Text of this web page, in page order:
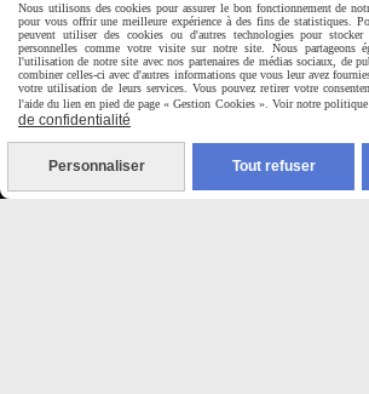
Horaire d'ouverture:
Du Mardi au Samedi de
Nous utilisons des cookies pour assurer le bon fonctionnement de
pour vous offrir une meilleure expérience à des fins de statistiques.
peuvent utiliser des cookies ou d'autres technologies pour
personnelles comme votre visite sur notre site. Nous partageons
l'utilisation de notre site avec nos partenaires de médias sociaux, de
combiner celles-ci avec d'autres informations que vous leur avez
votre utilisation de leurs services. Vous pouvez retirer votre
l'aide du lien en pied de page « Gestion Cookies ». Voir notre
de confidentialité
Personnaliser Tout refuser